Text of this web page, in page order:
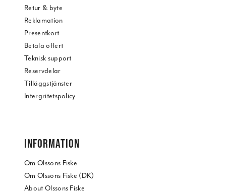
Retur & byte
Reklamation
Presentkort
Betala offert
Teknisk support
Reservdelar
Tilläggstjänster
Intergritetspolicy
INFORMATION
Om Olssons Fiske
Om Olssons Fiske (DK)
About Olssons Fiske